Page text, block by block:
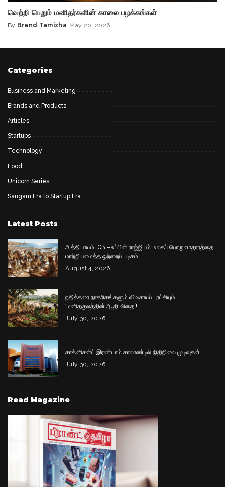
வெற்றி பெறும் மனிதர்களின் காலை பழக்கங்கள்
Posted
By Brand Tamizha May 20, 2026
Categories
Business and Marketing
Brands and Products
Articles
Startups
Technology
Food
Unicorn Series
Sangam Era to Startup Era
Latest Posts
அத்தியாயம்: 03 – உப்பின் ராஜ்ஜியம்: உலகப் பொருளாதாரத்தை
மாற்றியமைத்த ஒற்றைப் படிகம்!
August 4, 2026
நதிக்கரை நாகரிகங்களும் விவசாயப் புரட்சியும்:
‘மனிதகுலத்தின் ஆதி விதை’!
July 30, 2026
காக்னிசன்ட் இரண்டாம் காலாண்டில் நிதிநிலை முடிவுகள்
July 30, 2026
Read Magazine